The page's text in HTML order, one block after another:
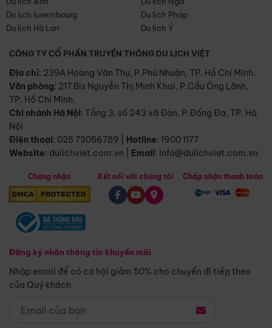
Du lịch luxembourg
Du lịch Pháp
Du lịch Hà Lan
Du lịch Ý
CÔNG TY CỔ PHẦN TRUYỀN THÔNG DU LỊCH VIỆT
Địa chỉ: 239A Hoàng Văn Thụ, P.Phú Nhuận, TP. Hồ Chí Minh.
Văn phòng: 217 Bis Nguyễn Thị Minh Khai, P.Cầu Ông Lãnh,
TP. Hồ Chí Minh.
Chi nhánh Hà Nội: Tầng 3, số 243 xã Đàn, P.Đống Đa, TP. Hà
Nội
Điện thoại: 028 73056789 Hotline: 1900 1177
Website: dulichviet.com.vn Email: info@dulichviet.com.vn
Chứng nhận
Đăng ký nhận thông tin khuyến mãi
Nhập email để có cơ hội giảm 50% cho chuyến đi tiếp theo
của Quý khách
Kết nối với chúng tôi Chấp nhận thanh toán